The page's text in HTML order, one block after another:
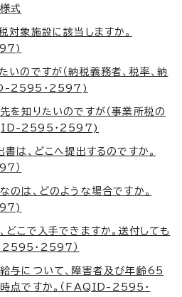
式
対象施設に該当しますか。
のですが（納税義務者、税率、納
2595・2597)
を知りたいのですが（事業所税の
2595・2597)
は、どこへ提出するのですか。
）
のは、どのような場合ですか。
どこで入手できますか。送付しても
2595・2597）
与について、障害者及び年齢65
点ですか。（FAQID-2595・